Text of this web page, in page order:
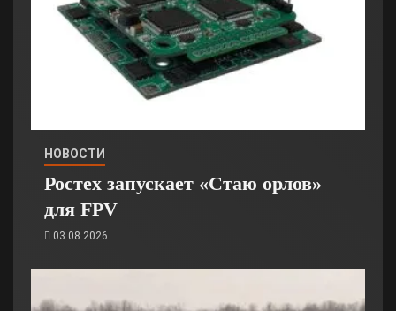
НОВОСТИ
Ростех запускает «Стаю орлов»
для FPV
03.08.2026